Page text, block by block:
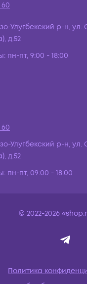
60
Улугбекский р-н,
д.52
пн-пт, 9:00 - 18:00
60
Улугбекский р-н,
д.52
пн-пт, 09:00 - 18:00
© 2022-2026
Политика